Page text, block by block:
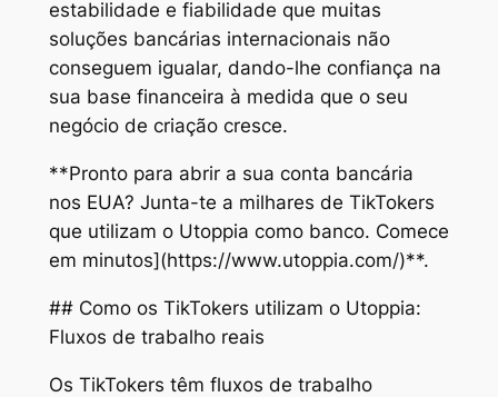
estabilidade e fiabilidade que muitas
soluções bancárias internacionais não
conseguem igualar, dando-lhe confiança na
sua base financeira à medida que o seu
negócio de criação cresce.
**Pronto para abrir a sua conta bancária
nos EUA? Junta-te a milhares de TikTokers
que utilizam o Utoppia como banco. Comece
em minutos](https://www.utoppia.com/)**.
## Como os TikTokers utilizam o Utoppia:
Fluxos de trabalho reais
Os TikTokers têm fluxos de trabalho